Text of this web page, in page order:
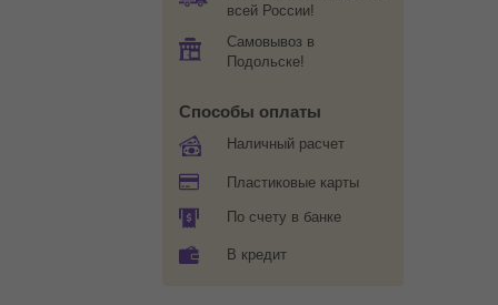
всей России!
Самовывоз в
Подольске!
Способы оплаты
Наличный расчет
Пластиковые карты
По счету в банке
В кредит